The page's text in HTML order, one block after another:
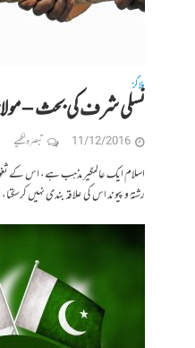
بلاگز
نسلی شرف کی بحث –
11/12/2016 تبصرہ لکھیے
اسلام ایک عالمگیر مذہب ہے، اس کے
رشتۂ و پیوند اس کی علاقہ بندی نہیں